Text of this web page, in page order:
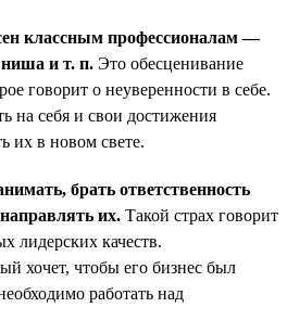
классным профессионалам —
и т. п. Это обесценивание
говорит о неуверенности в себе.
на себя и свои достижения
их в новом свете.
брать ответственность
их. Такой страх говорит
лидерских качеств.
хочет, чтобы его бизнес был
работать над